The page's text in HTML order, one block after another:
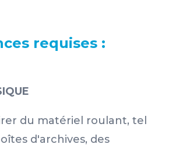
requises :
du matériel roulant, tel
d'archives, des